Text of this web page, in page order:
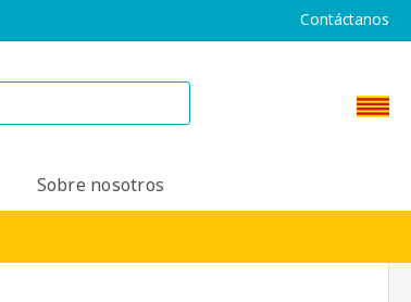
Contáctanos
Sobre nosotros